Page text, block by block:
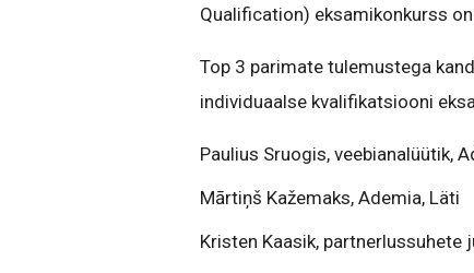
Qualification) eksamikonkurss
Top 3 parimate tulemustega
individuaalse kvalifikatsiooni
Paulius Sruogis, veebianalüütik,
Mārtiņš Kažemaks, Ademia, Läti
Kristen Kaasik, partnerlussuhete